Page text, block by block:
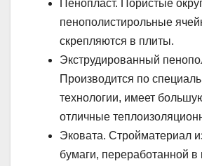
Пенопласт. Пористые
пенополистирольные
скрепляются в плиты.
Экструдированный
Производится по
технологии, имеет
отличные
Эковата. Стройматериал
бумаги, переработанной в